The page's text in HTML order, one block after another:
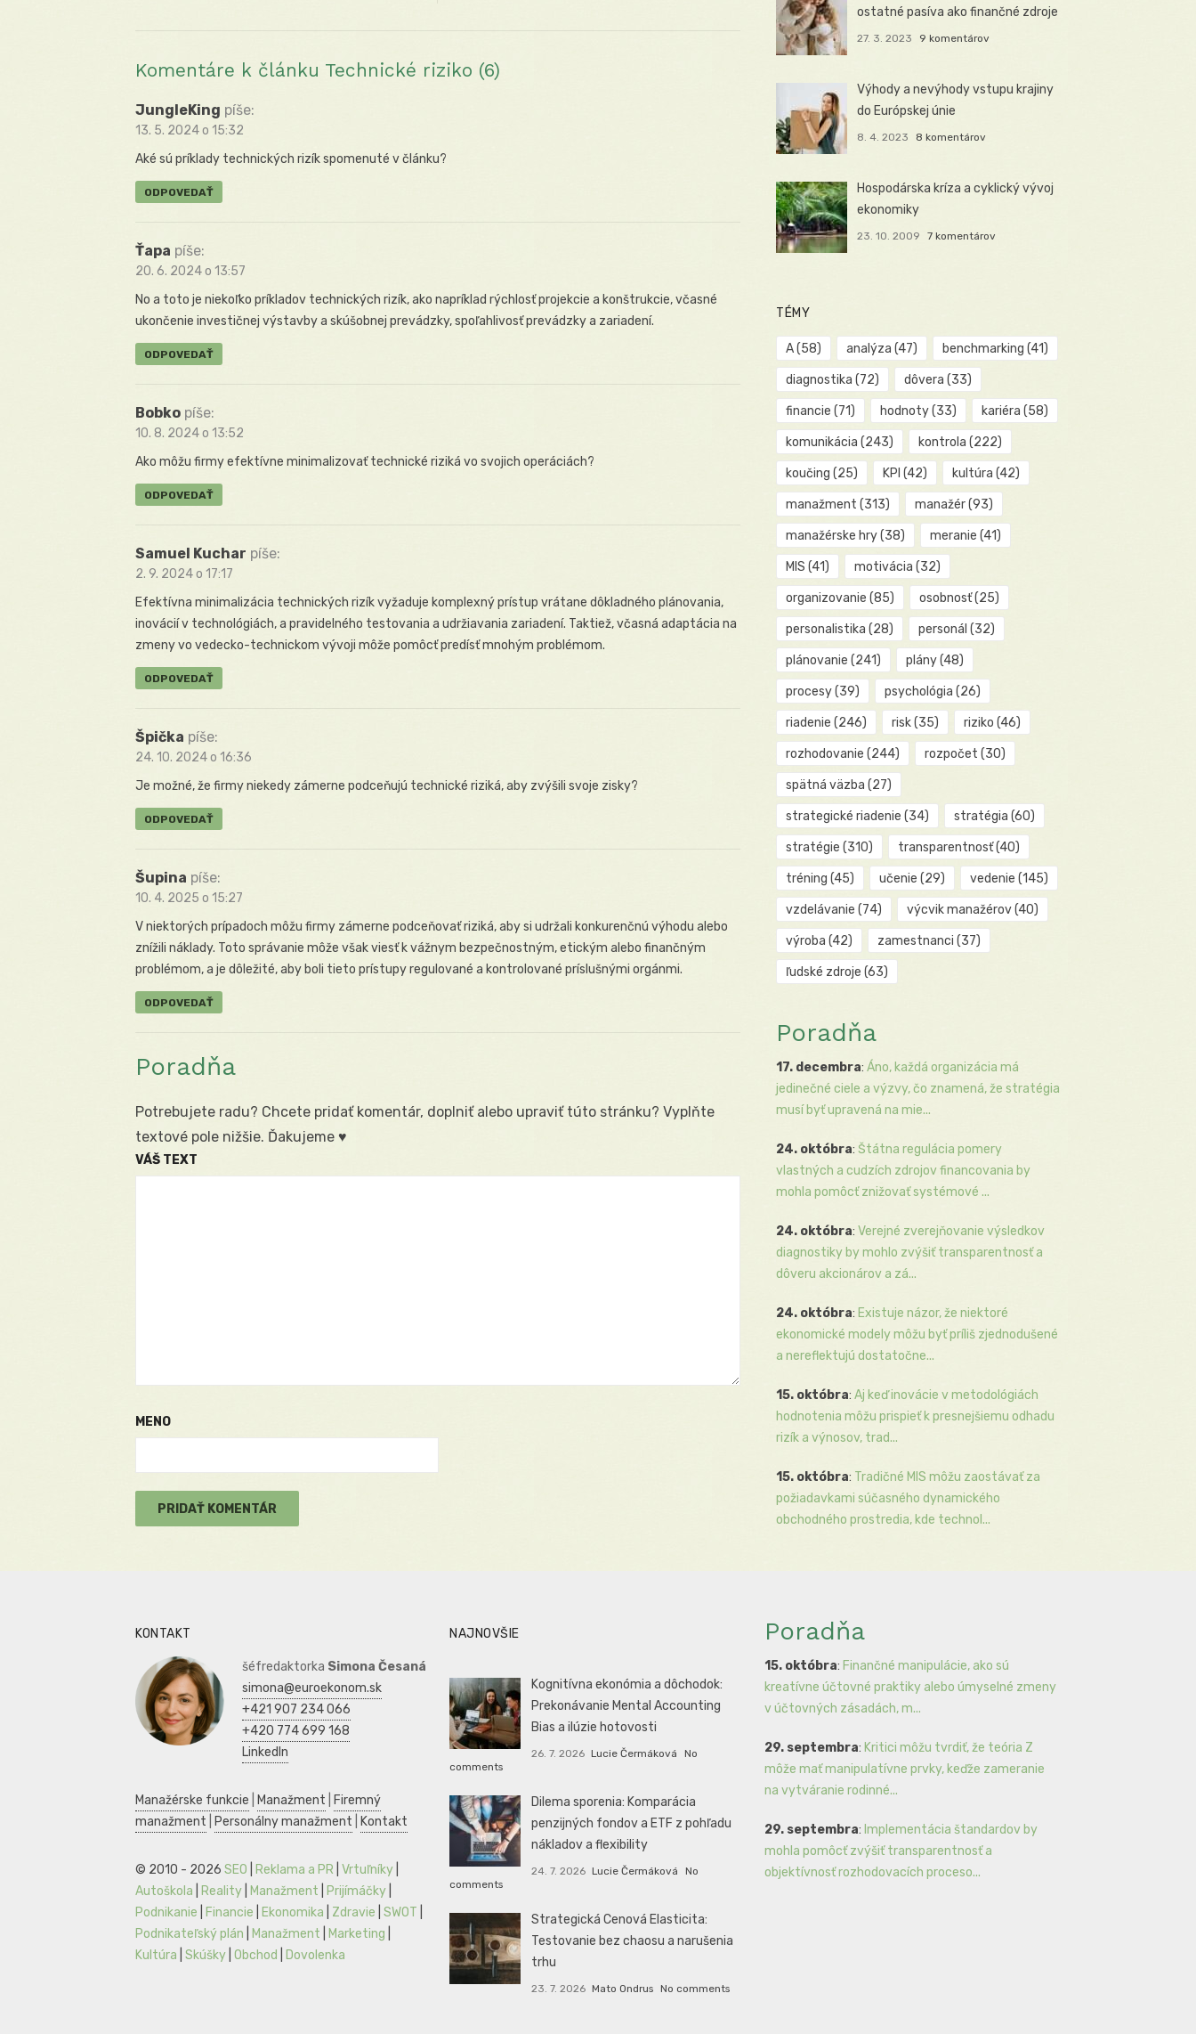
Komentáre k článku Technické riziko (6)
JungleKing píše:
13. 5. 2024 o 15:32
Aké sú príklady technických rizík spomenuté v článku?
ODPOVEDAŤ
Ťapa píše:
20. 6. 2024 o 13:57
No a toto je niekoľko príkladov technických rizík, ako napríklad rýchlosť projekcie a konštrukcie, včasné
ukončenie investičnej výstavby a skúšobnej prevádzky, spoľahlivosť prevádzky a zariadení.
ODPOVEDAŤ
Bobko píše:
10. 8. 2024 o 13:52
Ako môžu firmy efektívne minimalizovať technické riziká vo svojich operáciách?
ODPOVEDAŤ
Samuel Kuchar píše:
2. 9. 2024 o 17:17
Efektívna minimalizácia technických rizík vyžaduje komplexný prístup vrátane dôkladného plánovania,
inovácií v technológiách, a pravidelného testovania a udržiavania zariadení. Taktiež, včasná adaptácia na
zmeny vo vedecko-technickom vývoji môže pomôcť predísť mnohým problémom.
ODPOVEDAŤ
Špička píše:
24. 10. 2024 o 16:36
Je možné, že firmy niekedy zámerne podceňujú technické riziká, aby zvýšili svoje zisky?
ODPOVEDAŤ
Šupina píše:
10. 4. 2025 o 15:27
V niektorých prípadoch môžu firmy zámerne podceňovať riziká, aby si udržali konkurenčnú výhodu alebo
znížili náklady. Toto správanie môže však viesť k vážnym bezpečnostným, etickým alebo finančným
problémom, a je dôležité, aby boli tieto prístupy regulované a kontrolované príslušnými orgánmi.
ODPOVEDAŤ
Poradňa
Potrebujete radu? Chcete pridať komentár, doplniť alebo upraviť túto stránku? Vyplňte
textové pole nižšie. Ďakujeme ♥
VÁŠ TEXT
MENO
ostatné pasíva ako finančné zdroje
27. 3. 2023 9 komentárov
Výhody a nevýhody vstupu krajiny
do Európskej únie
8. 4. 2023 8 komentárov
Hospodárska kríza a cyklický vývoj
ekonomiky
23. 10. 2009 7 komentárov
TÉMY
A(58) analýza (47) benchmarking (41)
diagnostika (72) dôvera (33)
financie (71) hodnoty(33) kariéra (58)
komunikácia (243) kontrola (222)
koučing (25) KPI (42) kultúra (42)
manažment (313) manažér(93)
manažérske hry(38) meranie (41)
MIS (41) motivácia (32)
organizovanie (85) osobnosť(25)
personalistika (28) personál (32)
plánovanie (241) plány(48)
procesy(39) psychológia (26)
riadenie (246) risk(35) riziko (46)
rozhodovanie (244) rozpočet (30)
spätná väzba (27)
strategické riadenie (34) stratégia (60)
stratégie (310) transparentnosť(40)
tréning (45) učenie (29) vedenie (145)
vzdelávanie (74) výcvik manažérov(40)
výroba (42) zamestnanci (37)
ľudské zdroje (63)
Poradňa
17. decembra: Áno, každá organizácia má
jedinečné ciele a výzvy, čo znamená, že stratégia
musí byť upravená na mie...
24. októbra: Štátna regulácia pomery
vlastných a cudzích zdrojov financovania by
mohla pomôcť znižovať systémové ...
24. októbra: Verejné zverejňovanie výsledkov
diagnostiky by mohlo zvýšiť transparentnosť a
dôveru akcionárov a zá...
24. októbra: Existuje názor, že niektoré
ekonomické modely môžu byť príliš zjednodušené
a nereflektujú dostatočne...
15. októbra: Aj keď inovácie v metodológiách
hodnotenia môžu prispieť k presnejšiemu odhadu
rizík a výnosov, trad...
15. októbra: Tradičné MIS môžu zaostávať za
požiadavkami súčasného dynamického
obchodného prostredia, kde technol...
KONTAKT
šéfredaktorka Simona Česaná
simona@euroekonom.sk
+421 907 234 066
+420 774 699 168
LinkedIn
Manažérske funkcie Manažment
Firemný
manažment
Personálny manažment Kontakt
© 2010 - 2026 SEO Reklama a PR Vrtuľníky
Autoškola
Reality Manažment Prijímáčky
Podnikanie
Financie Ekonomika Zdravie SWOT
Podnikateľský plán
Manažment Marketing
Kultúra Skúšky Obchod Dovolenka
NAJNOVŠIE
Kognitívna ekonómia a dôchodok:
Prekonávanie Mental Accounting
Bias a ilúzie hotovosti
26. 7. 2026 Lucie Čermáková
No
comments
Dilema sporenia: Komparácia
penzijných fondov a ETF z pohľadu
nákladov a flexibility
24. 7. 2026 Lucie Čermáková
No
comments
Strategická Cenová Elasticita:
Testovanie bez chaosu a narušenia
trhu
23. 7. 2026 Mato Ondrus No comments
Poradňa
15. októbra: Finančné manipulácie, ako sú
kreatívne účtovné praktiky alebo úmyselné zmeny
v účtovných zásadách, m...
29. septembra: Kritici môžu tvrdiť, že teória Z
môže mať manipulatívne prvky, keďže zameranie
na vytváranie rodinné...
29. septembra: Implementácia štandardov by
mohla pomôcť zvýšiť transparentnosť a
objektívnosť rozhodovacích proceso...